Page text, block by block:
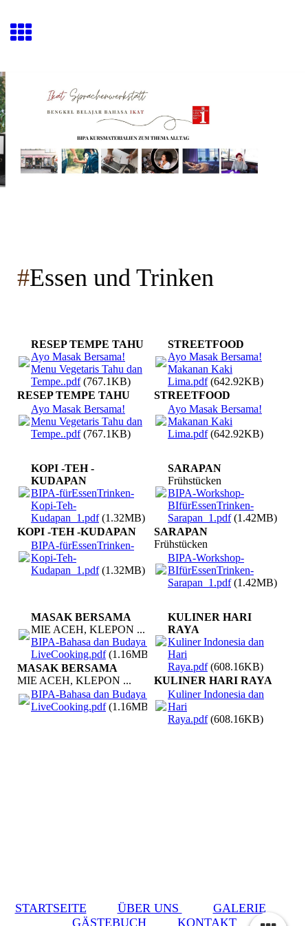
#Essen und Trinken
RESEP TEMPE TAHU
Ayo Masak Bersama!
Menu Vegetaris Tahu dan
Tempe..pdf(767.1KB)
RESEP TEMPE TAHU
Ayo Masak Bersama!
Menu Vegetaris Tahu dan
Tempe..pdf(767.1KB)
STREETFOOD
Ayo Masak Bersama!
Makanan Kaki
Lima.pdf(642.92KB)
STREETFOOD
Ayo Masak Bersama!
Makanan Kaki
Lima.pdf(642.92KB)
KOPI -TEH -
KUDAPAN
BIPA-fürEssenTrinken-
Kopi-Teh-
Kudapan_1.pdf(1.32MB)
KOPI -TEH -KUDAPAN
BIPA-fürEssenTrinken-
Kopi-Teh-
Kudapan_1.pdf(1.32MB)
SARAPAN
Frühstücken
BIPA-Workshop-
BIfürEssenTrinken-
Sarapan_1.pdf(1.42MB)
SARAPAN
Frühstücken
BIPA-Workshop-
BIfürEssenTrinken-
Sarapan_1.pdf(1.42MB)
MASAK BERSAMA
MIE ACEH, KLEPON ...
BIPA-Bahasa dan Budaya -
LiveCooking.pdf(1.16MB)
MASAK BERSAMA
MIE ACEH, KLEPON ...
BIPA-Bahasa dan Budaya -
LiveCooking.pdf(1.16MB)
KULINER HARI
RAYA
Kuliner Indonesia dan
Hari
Raya.pdf(608.16KB)
KULINER HARI RAYA
Kuliner Indonesia dan
Hari
Raya.pdf(608.16KB)
STARTSEITE ÜBER UNS
GALERIE
GÄSTEBUCH
KONTAKT